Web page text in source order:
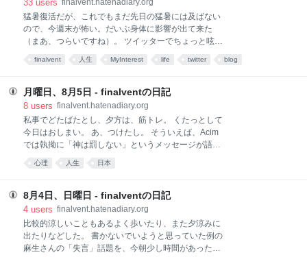
後にまた時間と存在が始まるかもしれないし、あるい
は多元的な宇宙はただ多元的に存在するのかもしれな
い。生命が物質となんら変わりが無いということは、
いうことでもあるのかもしれない。 そういうことは、
い。 ただ、私は宇宙の瞬きに存在し、ほとんど無に近
い。 私は無と言ってもいい。 そもそも私という意識も
科学的に考えるなら
33 users finalvent.hatenadiary.org
猛暑復活だが、これでもまだ先日の猛暑には及ばない
ので、今週末が怖い。だいぶ身体に影響が出て来た
（まあ、つらいですね）。 ツイッターでちょっと呟い
たが。 自分からこの人は不幸になってるなと思える人
を見ると、なんとなくいたたまれないような気がした
から、尊重して見守ろうと思うようになった。 なんか
可哀想だなと思えたり、その愚痴や非難を私などに向
けてきても詮無いと思うのだが、私からはなにかとや
かく言える権利のようなものが私にはそもそもないよ
うに思えてきた。 大病というわけでもなければ、尋常
の心の持ち方で、人生は変わるものだが、それは本人
ちろん、私自身がそうした側にいたかもしれないし、
今なおいるのかもしれないが。 そうして、なんという
か、一生、ちょっとした
finalvent 人生 MyInterest life twitter blog
月曜日、8月5日 - finalventの日記
8 users finalvent.hatenadiary.org
私事でどたばたとし、夕方は、筋トレ。 くたっとして
今日はおしまい。 あ、つけたし。 そういえば、Acim
では執拗に「神は罰しない」というメッセージが語ら
れる。これは、西欧的キリスト教（正教も同じだが）
のように、神が究極の正義として世界に向き合うとい
が、日本人には、少なくとも私には、こうした処罰す
る神というのは、義の理念では理解できても、恐怖と
してはない。なので、Acimのこういうところは日本人
にはピント外れだなと思っていた。が、今日、ワーク
アウト中に、おや、そうでもないかもしれない。と思
心理 人生 日本
8月4日、日曜日 - finalventの日記
4 users finalvent.hatenadiary.org
比較的涼しいこともあるよく歩いたり、また夕涼みに
出たりなどした。 書かないでいようと思っていた例の
麻生さんの「失言」話題を、今朝少し時間があったの